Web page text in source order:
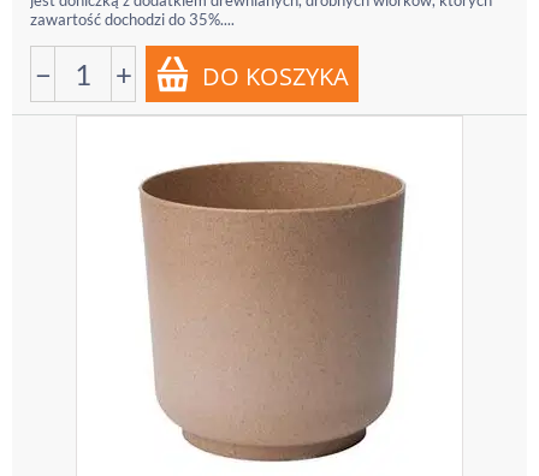
zawartość dochodzi do 35%....
− +